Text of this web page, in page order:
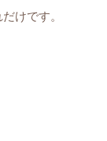
けです。